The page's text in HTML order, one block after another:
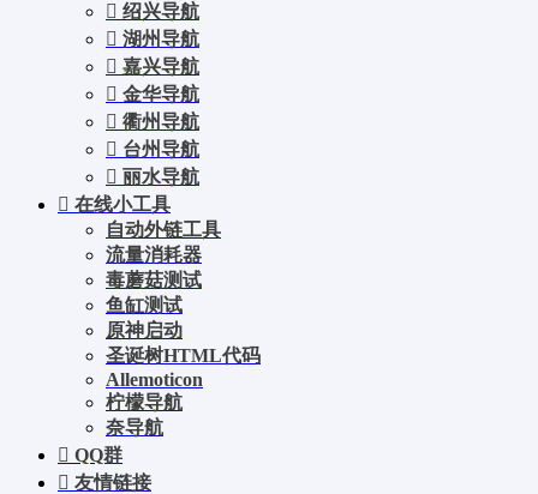
绍兴导航
湖州导航
嘉兴导航
金华导航
衢州导航
台州导航
丽水导航
在线小工具
自动外链工具
流量消耗器
毒蘑菇测试
鱼缸测试
原神启动
圣诞树HTML代码
Allemoticon
柠檬导航
奈导航
QQ群
友情链接